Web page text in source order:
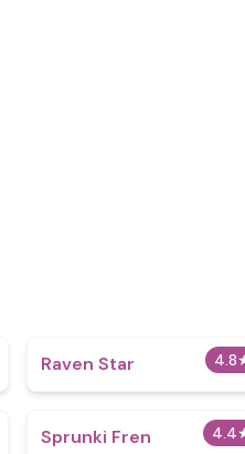
4.8
Raven Star
4.4
Sprunki Fren